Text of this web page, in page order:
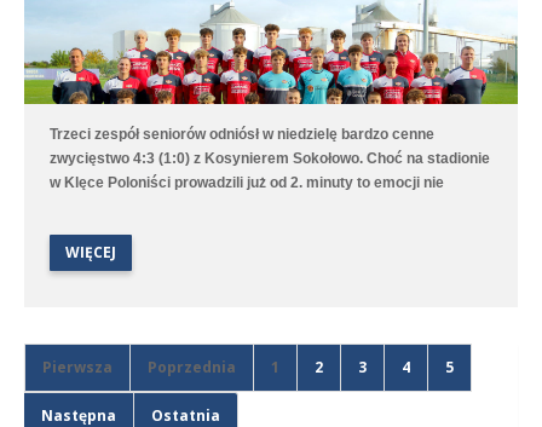
Trzeci zespół seniorów odniósł w niedzielę bardzo cenne
zwycięstwo 4:3 (1:0) z Kosynierem Sokołowo. Choć na stadionie
w Klęce Poloniści prowadzili już od 2. minuty to emocji nie
Oleksii Steblin oraz Mikołaj Szymański.
WIĘCEJ
Pierwsza Poprzednia 1 2 3 4 5
Następna Ostatnia